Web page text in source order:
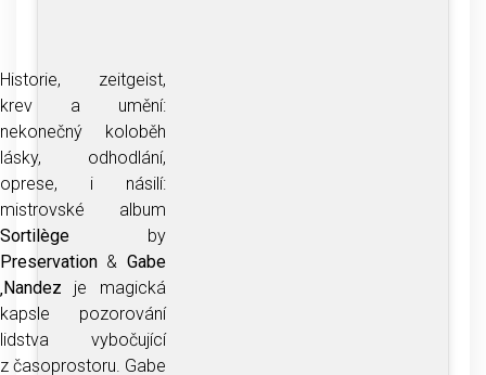
Historie, zeitgeist,
krev a umění:
nekonečný koloběh
lásky, odhodlání,
oprese, i násilí:
mistrovské album
Sortilègeby
Preservation& Gabe
‚Nandez je magická
kapsle pozorování
lidstva vybočující
z časoprostoru. Gabe